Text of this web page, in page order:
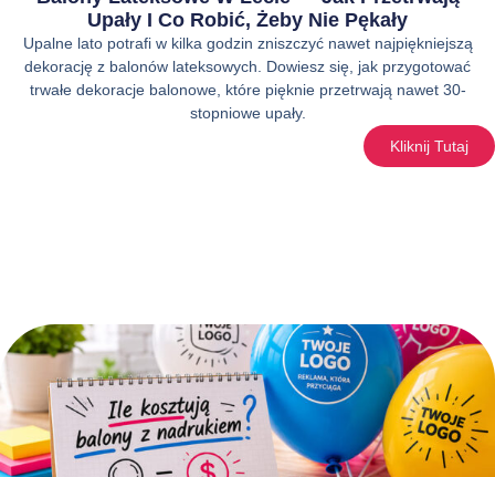
Upały I Co Robić, Żeby Nie Pękały
Upalne lato potrafi w kilka godzin zniszczyć nawet najpiękniejszą
dekorację z balonów lateksowych. Dowiesz się, jak przygotować
trwałe dekoracje balonowe, które pięknie przetrwają nawet 30-
stopniowe upały.
Kliknij Tutaj